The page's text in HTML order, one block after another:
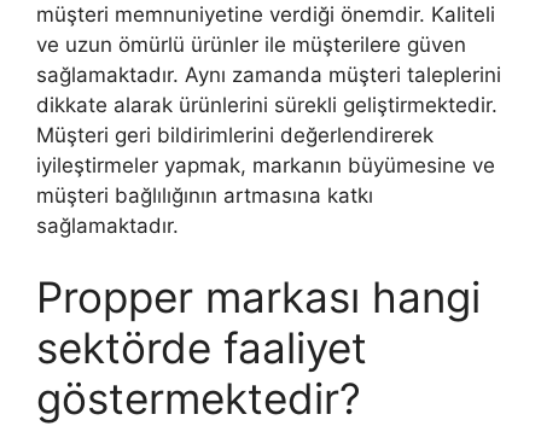
müşteri memnuniyetine verdiği önemdir. Kaliteli
ve uzun ömürlü ürünler ile müşterilere güven
sağlamaktadır. Aynı zamanda müşteri taleplerini
dikkate alarak ürünlerini sürekli geliştirmektedir.
Müşteri geri bildirimlerini değerlendirerek
iyileştirmeler yapmak, markanın büyümesine ve
müşteri bağlılığının artmasına katkı
sağlamaktadır.
Propper markası hangi
sektörde faaliyet
göstermektedir?